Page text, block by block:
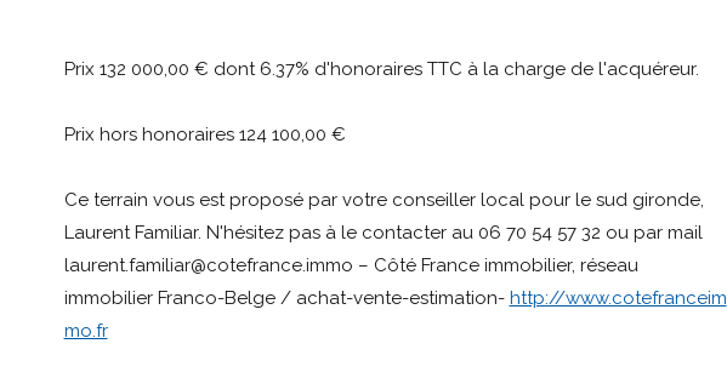
Prix 132 000,00 € dont 6.37% d'honoraires TTC à la charge de l'acquéreur.
Prix hors honoraires 124 100,00 €
Ce terrain vous est proposé par votre conseiller local pour le sud gironde,
Laurent Familiar. N'hésitez pas à le contacter au 06 70 54 57 32 ou par mail
laurent.familiar@cotefrance.immo – Côté France immobilier, réseau
immobilier Franco-Belge / achat-vente-estimation- http://www.cotefranceim
mo.fr